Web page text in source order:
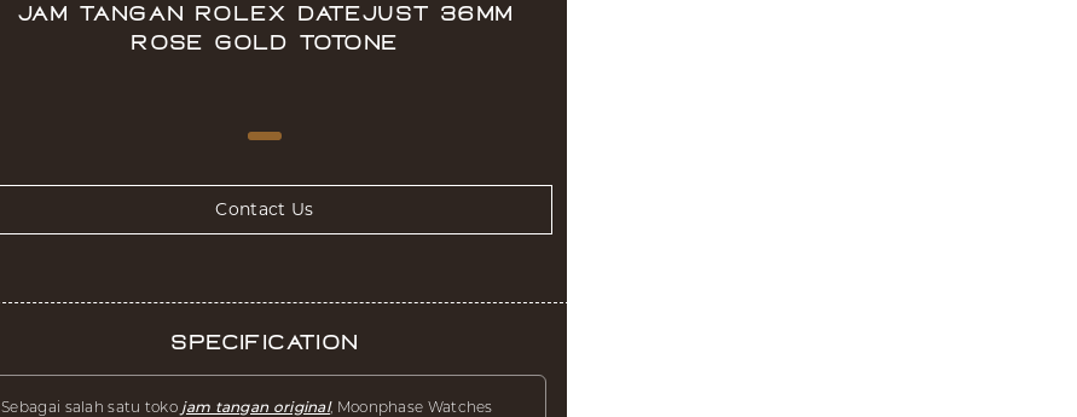
Jam Tangan Rolex Datejust 36mm
Rose Gold Totone
Contact Us
Specification
Sebagai salah satu toko jam tangan original, Moonphase Watches